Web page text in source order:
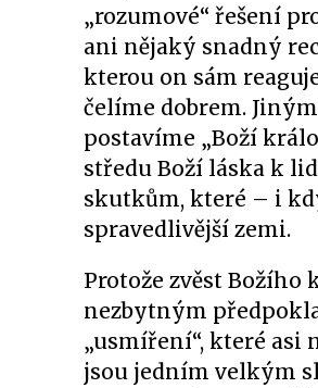
„rozumové“ řešení
ani nějaký snadný
kterou on sám
čelíme dobrem.
postavíme „Boží
středu Boží láska k
skutkům, které – i
spravedlivější zemi.
Protože zvěst Božího
nezbytným
„usmíření“, které asi
jsou jedním velkým